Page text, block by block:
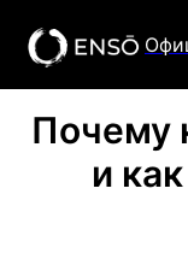
Почему
и